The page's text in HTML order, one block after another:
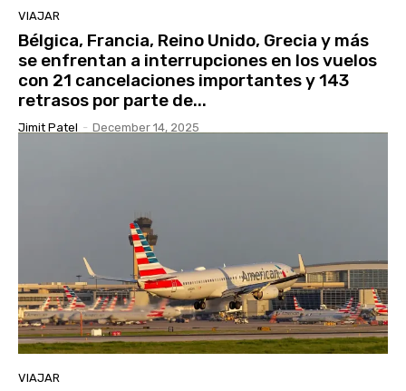
VIAJAR
Bélgica, Francia, Reino Unido, Grecia y más
se enfrentan a interrupciones en los vuelos
con 21 cancelaciones importantes y 143
retrasos por parte de...
Jimit Patel - December 14, 2025
VIAJAR